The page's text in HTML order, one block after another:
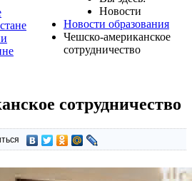
Новости
Новости образования
Чешско-американское
сотрудничество
сотрудничество